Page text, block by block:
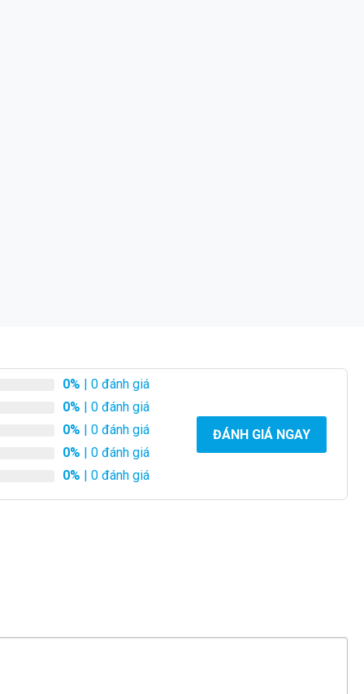
0% | 0 đánh giá
0% | 0 đánh giá
0% | 0 đánh giá
0% | 0 đánh giá
0% | 0 đánh giá
ĐÁNH GIÁ NGAY